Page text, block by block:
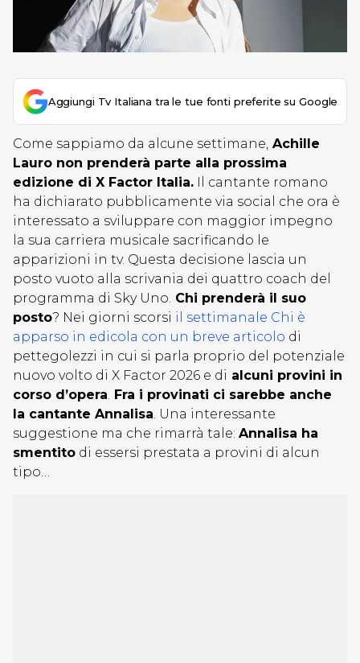
Aggiungi Tv Italiana tra le tue fonti preferite su Google
Come sappiamo da alcune settimane, Achille
Lauro non prenderà parte alla prossima
edizione di X Factor Italia. Il cantante romano
ha dichiarato pubblicamente via social che ora è
interessato a sviluppare con maggior impegno
la sua carriera musicale sacrificando le
apparizioni in tv. Questa decisione lascia un
posto vuoto alla scrivania dei quattro coach del
programma di Sky Uno. Chi prenderà il suo
posto? Nei giorni scorsi il settimanale Chi è
apparso in edicola con un breve articolo di
pettegolezzi in cui si parla proprio del potenziale
nuovo volto di X Factor 2026 e di alcuni provini in
corso d’opera. Fra i provinati ci sarebbe anche
la cantante Annalisa. Una interessante
suggestione ma che rimarrà tale: Annalisa ha
smentito di essersi prestata a provini di alcun
tipo…